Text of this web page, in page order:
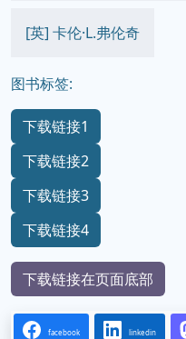
[英] 卡伦·L.弗伦奇
图书标签:
下载链接1
下载链接2
下载链接3
下载链接4
下载链接在页面底部
facebook linkedin